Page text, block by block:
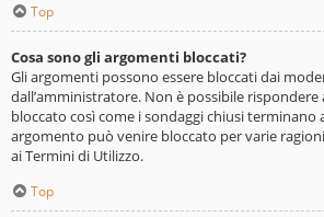
Top
Cosa sono gli argomenti bloccati?
Gli argomenti possono essere bloccati dai
dall’amministratore. Non è possibile
bloccato così come i sondaggi chiusi
argomento può venire bloccato per varie
ai Termini di Utilizzo.
Top